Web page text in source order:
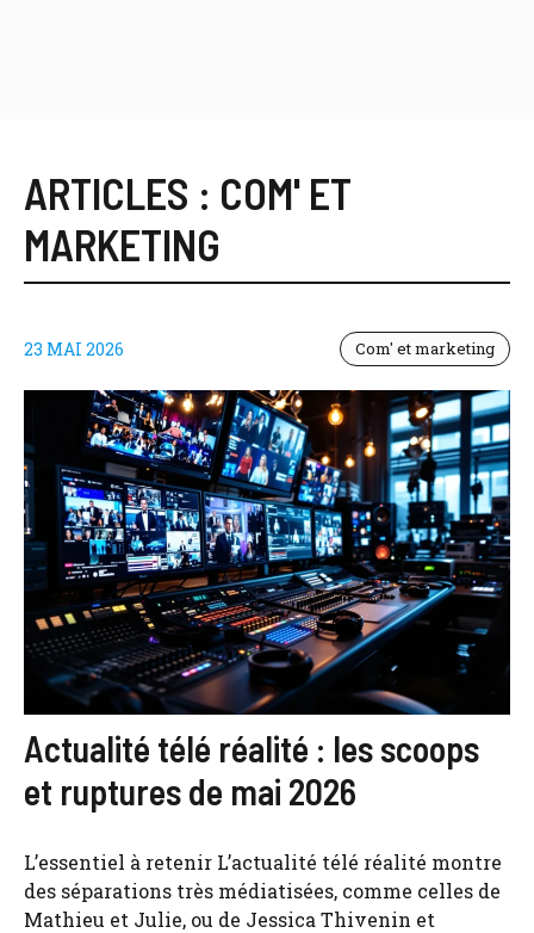
ARTICLES : COM' ET
MARKETING
23 MAI 2026 Com' et marketing
Actualité télé réalité : les scoops
et ruptures de mai 2026
L’essentiel à retenir L’actualité télé réalité montre
des séparations très médiatisées, comme celles de
Mathieu et Julie, ou de Jessica Thivenin et